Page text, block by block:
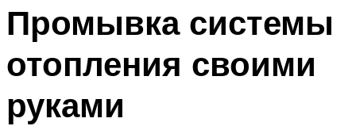
Промывка системы
отопления своими
руками